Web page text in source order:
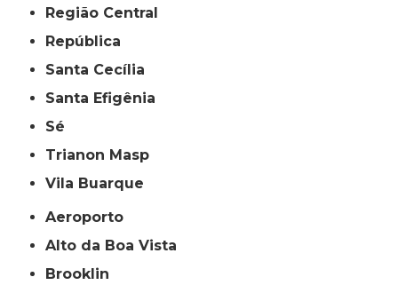
Região Central
República
Santa Cecília
Santa Efigênia
Sé
Trianon Masp
Vila Buarque
Aeroporto
Alto da Boa Vista
Brooklin